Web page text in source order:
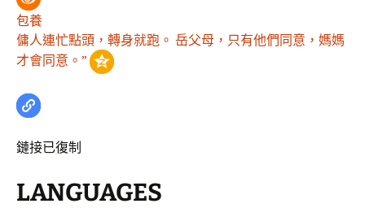
包養
傭人連忙點頭，轉身就跑。 岳父母，只有他們同意，媽媽
才會同意。”
鏈接已復制
LANGUAGES